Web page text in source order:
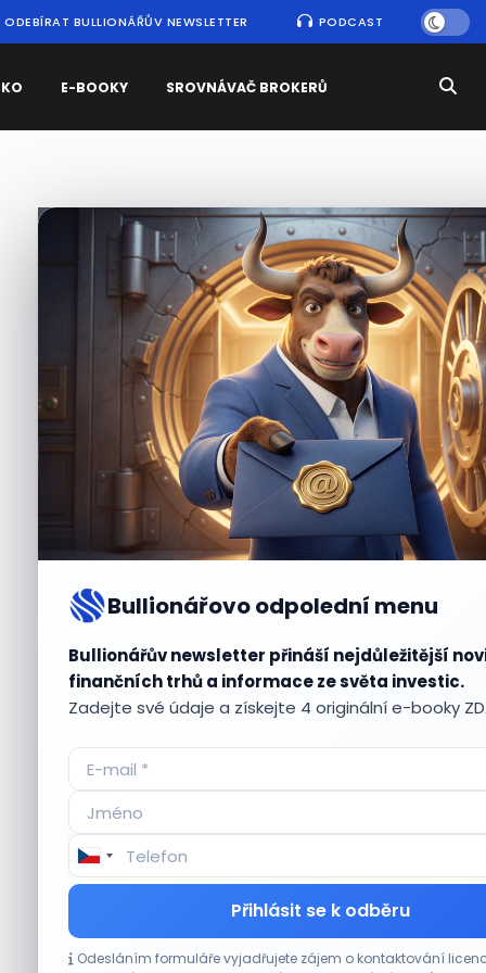
ODEBÍRAT BULLIONÁŘŮV NEWSLETTER PODCAST
E-BOOKY SROVNÁVAČ BROKERŮ
Bullionářovo odpolední menu
Bullionářův newsletter přináší nejdůležitější
finančních trhů a informace ze světa investic.
Zadejte své údaje a získejte 4 originální e-booky
Přihlásit se k odběru
Odesláním formuláře vyjadřujete zájem o kontaktování
Nejčtenějšízprávy
Aktuálnípříležitosti
Plány Starlinku srazily akcie T-Mobile, AT&T